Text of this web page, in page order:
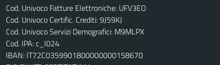
Cod. Univoco Fatture Elettroniche: UFV3EO
Cod. Univoco Certific. Crediti: 9J59KJ
Cod. Univoco Servizi Demografici: M9MLPX
Cod. IPA: c_l024
IBAN: IT72C0359901800000000158670